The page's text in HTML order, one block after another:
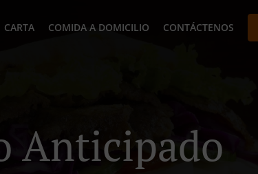
CARTA COMIDA A DOMICILIO CONTÁCTENOS
Anticipado